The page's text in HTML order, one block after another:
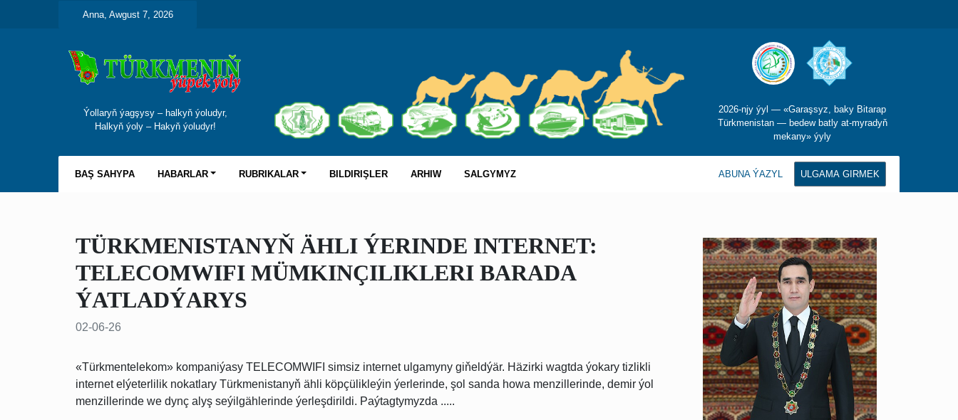
Anna, Awgust 7, 2026
Ýollaryň ýagşysy – halkyň ýoludyr,
Halkyň ýoly – Hakyň ýoludyr!
2026-njy ýyl — «Garaşsyz, baky Bitarap
Türkmenistan — bedew batly at-myradyň
mekany» ýyly
BAŞ SAHYPA HABARLAR RUBRIKALAR BILDIRIŞLER ARHIW SALGYMYZ ABUNA ÝAZYL ULGAMA GIRMEK
TÜRKMENISTANYŇ ÄHLI ÝERINDE INTERNET:
TELECOMWIFI MÜMKINÇILIKLERI BARADA
ÝATLADÝARYS
02-06-26
«Türkmentelekom» kompaniýasy TELECOMWIFI simsiz internet ulgamyny giňeldýär. Häzirki wagtda ýokary tizlikli
internet elýeterlilik nokatlary Türkmenistanyň ähli köpçülikleýin ýerlerinde, şol sanda howa menzillerinde, demir ýol
menzillerinde we dynç alyş seýilgählerinde ýerleşdirildi. Paýtagtymyzda .....